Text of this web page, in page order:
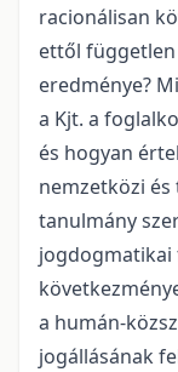
racionálisan
ettől
eredménye?
a Kjt. a
és hogyan
nemzetközi
tanulmány
jogdogmatikai
a humán-
jogállásának